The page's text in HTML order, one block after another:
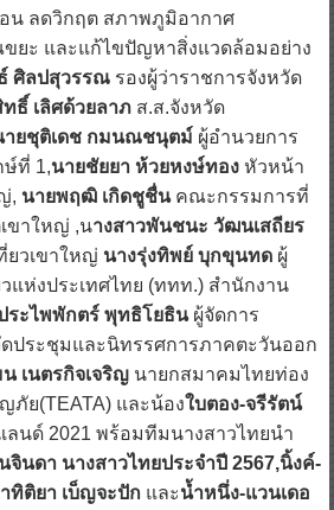
น ลดวิกฤต สภาพภูมิอากาศ
ยะ และแก้ไขปัญหาสิ่งแวดล้อมอย่าง
ศิลปสุวรรณรองผู้ว่าราชการจังหวัด
ธิ์ เลิศด้วยลาภส.ส.จังหวัด
ายชุติเดช กมนณชนุตม์ ผู้อำนวยการ
ที่ 1,นายชัยยา ห้วยหงษ์ทอง หัวหน้า
, นายพฤฒิ เกิดชูชื่นคณะกรรมการที่
ขาใหญ่ ,นางสาวพันชนะ วัฒนเสถียร
ยวเขาใหญ่ นางรุ่งทิพย์ บุกขุนทด ผู้
แห่งประเทศไทย (ททท.) สำนักงาน
ระไพพักตร์ พุทธิโยธินผู้จัดการ
ดประชุมและนิทรรศการภาคตะวันออก
เนตรกิจเจริญ นายกสมาคมไทยท่อง
ภัย(TEATA) และน้องใบตอง-จรีรัตน์
ลนด์ 2021 พร้อมทีมนางสาวไทยนำ
จินดา นางสาวไทยประจำปี 2567,นิ้งค์-
ทิติยา เบ็ญจะปัก และน้ำหนึ่ง-แวนเดอ